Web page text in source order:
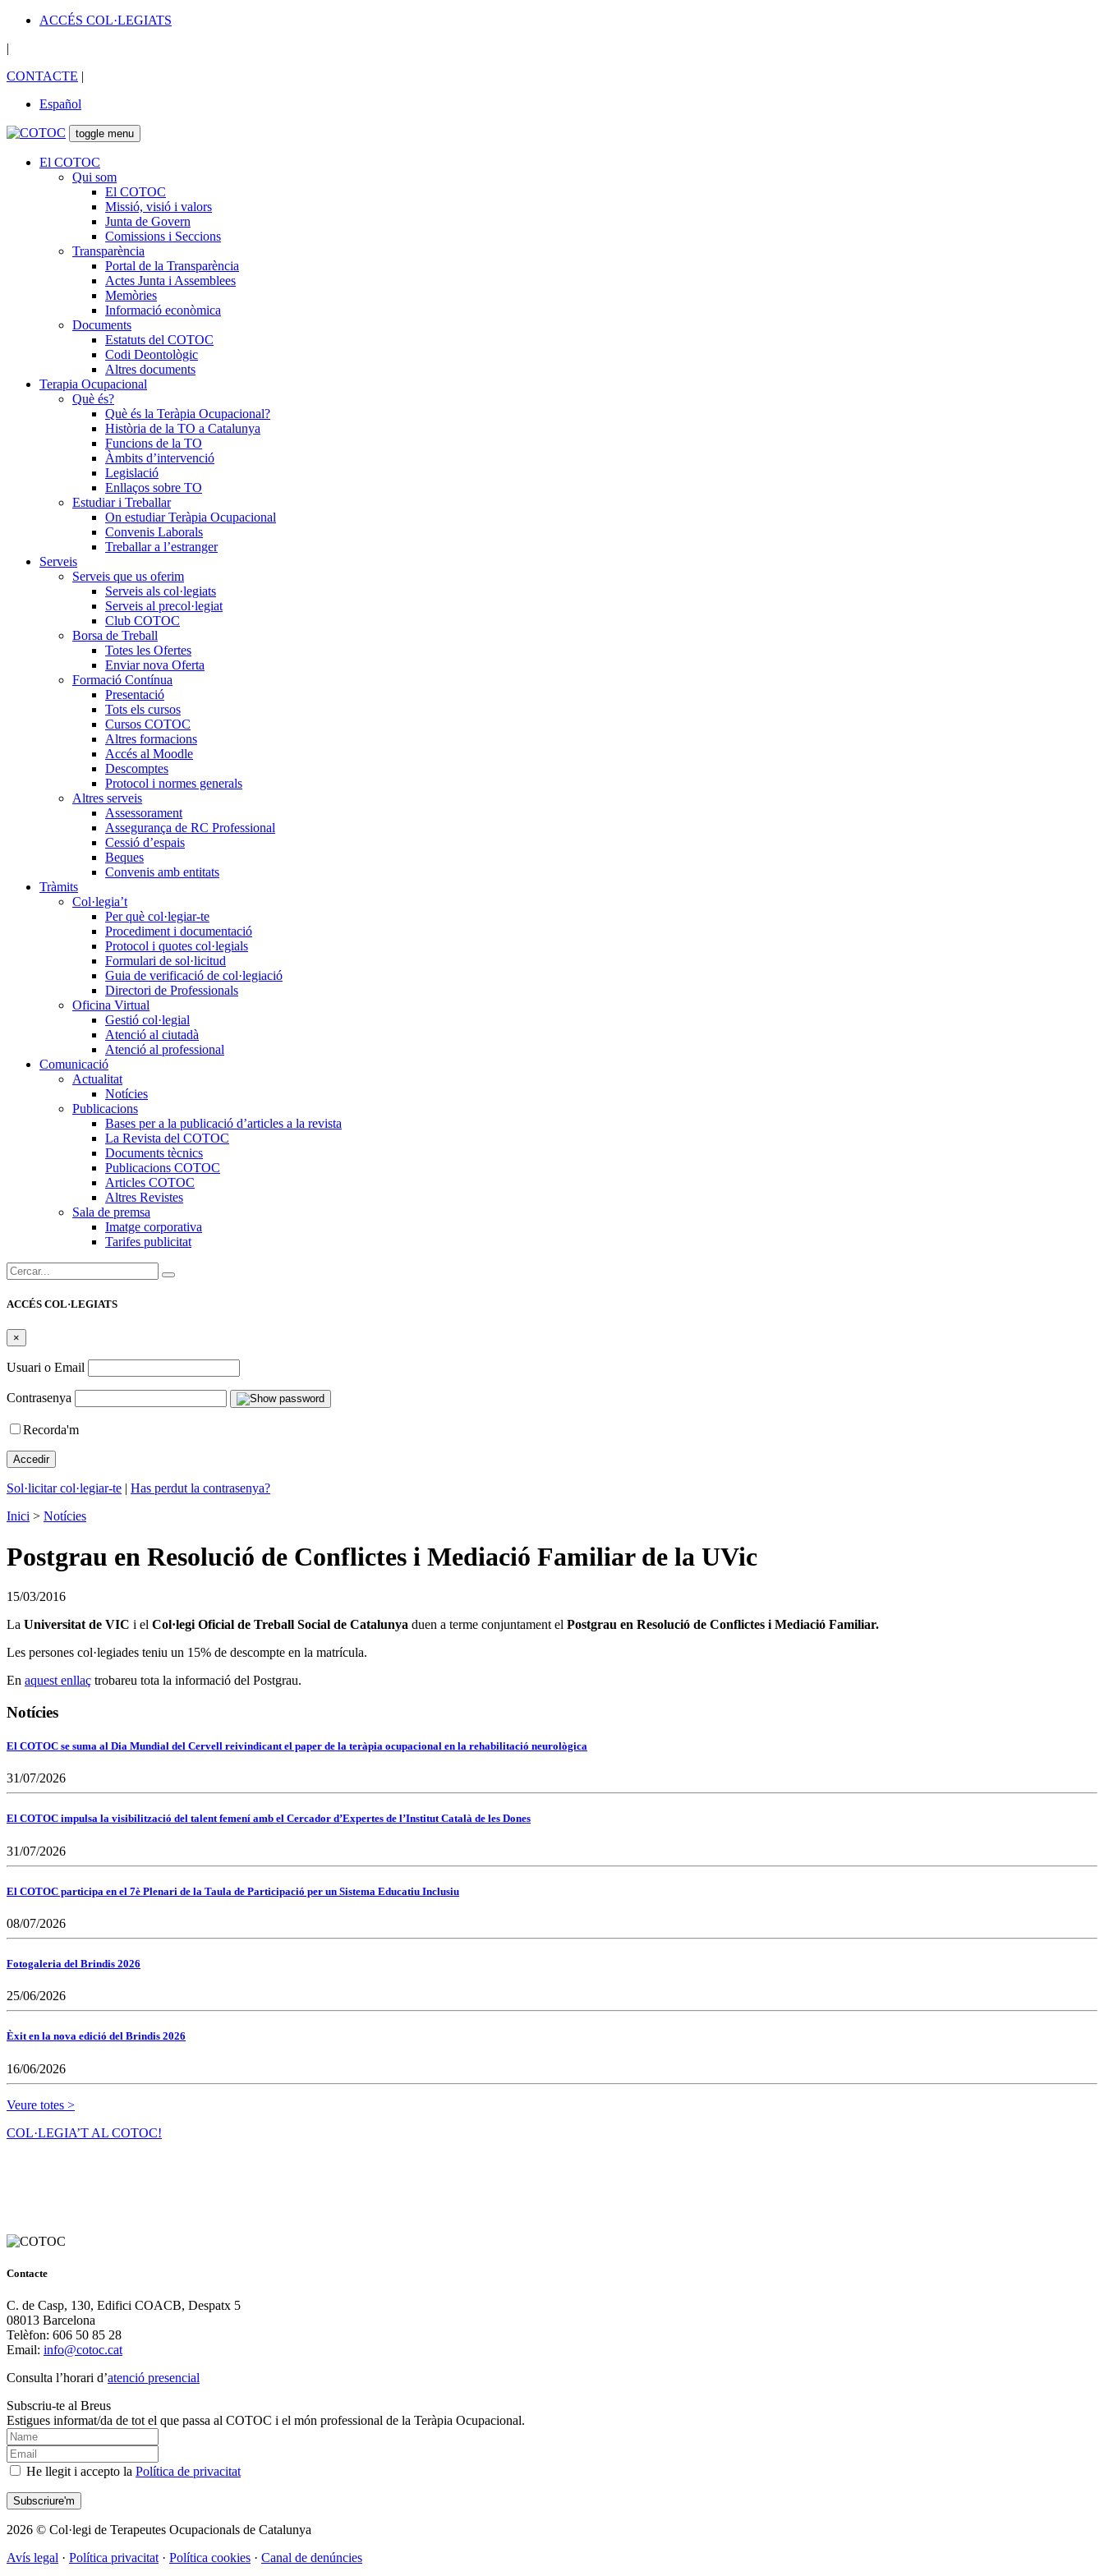
ACCÉS COL·LEGIATS
|
CONTACTE |
Español
toggle menu
El COTOC
Qui som
El COTOC
Missió, visió i valors
Junta de Govern
Comissions i Seccions
Transparència
Portal de la Transparència
Actes Junta i Assemblees
Memòries
Informació econòmica
Documents
Estatuts del COTOC
Codi Deontològic
Altres documents
Terapia Ocupacional
Què és?
Què és la Teràpia Ocupacional?
Història de la TO a Catalunya
Funcions de la TO
Àmbits d’intervenció
Legislació
Enllaços sobre TO
Estudiar i Treballar
On estudiar Teràpia Ocupacional
Convenis Laborals
Treballar a l’estranger
Serveis
Serveis que us oferim
Serveis als col·legiats
Serveis al precol·legiat
Club COTOC
Borsa de Treball
Totes les Ofertes
Enviar nova Oferta
Formació Contínua
Presentació
Tots els cursos
Cursos COTOC
Altres formacions
Accés al Moodle
Descomptes
Protocol i normes generals
Altres serveis
Assessorament
Assegurança de RC Professional
Cessió d’espais
Beques
Convenis amb entitats
Tràmits
Col·legia’t
Per què col·legiar-te
Procediment i documentació
Protocol i quotes col·legials
Formulari de sol·licitud
Guia de verificació de col·legiació
Directori de Professionals
Oficina Virtual
Gestió col·legial
Atenció al ciutadà
Atenció al professional
Comunicació
Actualitat
Notícies
Publicacions
Bases per a la publicació d’articles a la revista
La Revista del COTOC
Documents tècnics
Publicacions COTOC
Articles COTOC
Altres Revistes
Sala de premsa
Imatge corporativa
Tarifes publicitat
Cercar:
ACCÉS COL·LEGIATS
×
Usuari o Email
Contrasenya
Recorda'm
Sol·licitar col·legiar-te | Has perdut la contrasenya?
Inici > Notícies
Postgrau en Resolució de Conflictes i Mediació Familiar de la UVic
15/03/2016
La Universitat de VIC i el Col·legi Oficial de Treball Social de Catalunya duen a terme conjuntament el Postgrau en Resolució de Conflictes i Mediació Familiar.
Les persones col·legiades teniu un 15% de descompte en la matrícula.
En aquest enllaç trobareu tota la informació del Postgrau.
Notícies
El COTOC se suma al Dia Mundial del Cervell reivindicant el paper de la teràpia ocupacional en la rehabilitació neurològica
31/07/2026
El COTOC impulsa la visibilització del talent femení amb el Cercador d’Expertes de l’Institut Català de les Dones
31/07/2026
El COTOC participa en el 7è Plenari de la Taula de Participació per un Sistema Educatiu Inclusiu
08/07/2026
Fotogaleria del Brindis 2026
25/06/2026
Èxit en la nova edició del Brindis 2026
16/06/2026
Veure totes >
COL·LEGIA’T AL COTOC!
Contacte
C. de Casp, 130, Edifici COACB, Despatx 5
08013 Barcelona
Telèfon: 606 50 85 28
Email: info@cotoc.cat
Consulta l’horari d’atenció presencial
Subscriu-te al Breus
Estigues informat/da de tot el que passa al COTOC i el món professional de la Teràpia Ocupacional.
He llegit i accepto la Política de privacitat
2026 © Col·legi de Terapeutes Ocupacionals de Catalunya
Avís legal · Política privacitat · Política cookies · Canal de denúncies